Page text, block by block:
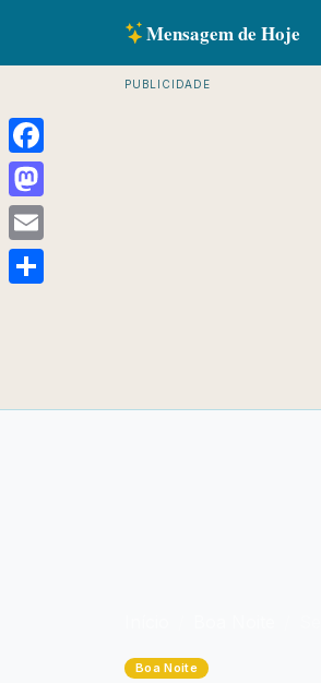
Mensagem de Hoje
PUBLICIDADE
Boa Noite
Facebook
Mastodon
Email